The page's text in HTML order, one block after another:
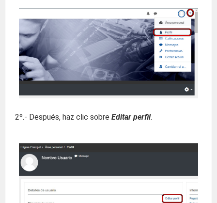
2º.- Después, haz clic sobre Editar perfil.